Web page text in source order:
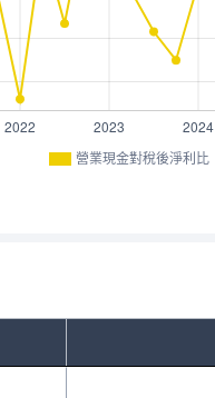
營業現金對稅後淨利比